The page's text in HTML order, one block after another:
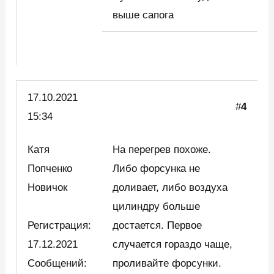
выше сапога
17.10.2021
15:34
#4
Катя
Попченко
Новичок
Регистрация:
17.12.2021
Сообщений:
На перегрев похоже.
Либо форсунка не
доливает, либо воздуха
цилиндру больше
достается. Первое
случается гораздо чаще,
проливайте форсунки.